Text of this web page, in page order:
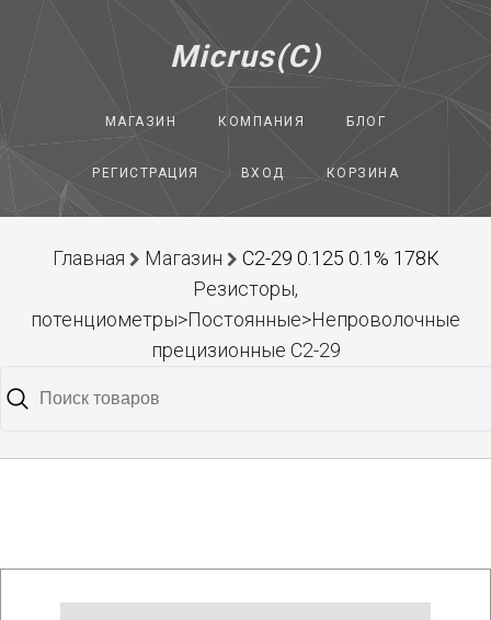
Micrus(C)
МАГАЗИН КОМПАНИЯ БЛОГ
РЕГИСТРАЦИЯ ВХОД КОРЗИНА
Главная Магазин
С2-29 0.125 0.1% 178К
Резисторы,
потенциометры>Постоянные>Непроволочные
прецизионные С2-29